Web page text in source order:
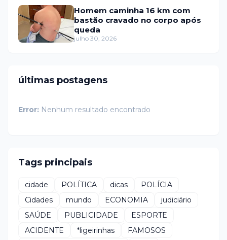
Homem caminha 16 km com
bastão cravado no corpo após
queda
julho 30, 2026
últimas postagens
Error: Nenhum resultado encontrado
Tags principais
cidade POLÍTICA dicas
POLÍCIA
Cidades
mundo ECONOMIA
judiciário
SAÚDE
PUBLICIDADE
ESPORTE
ACIDENTE
*ligeirinhas
FAMOSOS